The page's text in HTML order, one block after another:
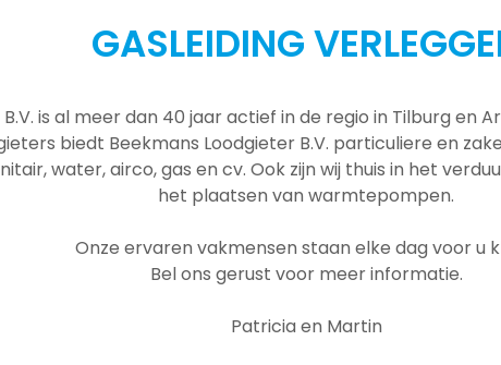
GASLEIDING
is al meer dan 40 jaar actief in de regio in Tilburg en
biedt Beekmans Loodgieter B.V. particuliere en
water, airco, gas en cv. Ook zijn wij thuis in het
het plaatsen van warmtepompen.
Onze ervaren vakmensen staan elke dag voor u
Bel ons gerust voor meer informatie.
Patricia en Martin